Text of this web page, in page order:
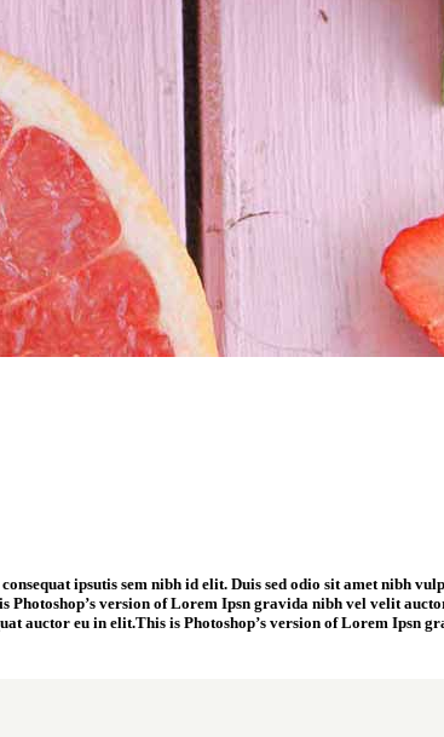
ipsutis sem nibh id elit. Duis sed odio sit amet nibh
version of Lorem Ipsn gravida nibh vel velit
auctor eu in elit.This is Photoshop’s version of Lorem Ipsn